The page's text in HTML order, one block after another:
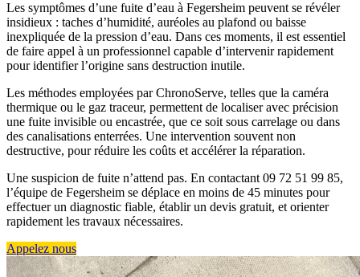
Les symptômes d’une fuite d’eau à Fegersheim peuvent se révéler
insidieux : taches d’humidité, auréoles au plafond ou baisse
inexpliquée de la pression d’eau. Dans ces moments, il est essentiel
de faire appel à un professionnel capable d’intervenir rapidement
pour identifier l’origine sans destruction inutile.
Les méthodes employées par ChronoServe, telles que la caméra
thermique ou le gaz traceur, permettent de localiser avec précision
une fuite invisible ou encastrée, que ce soit sous carrelage ou dans
des canalisations enterrées. Une intervention souvent non
destructive, pour réduire les coûts et accélérer la réparation.
Une suspicion de fuite n’attend pas. En contactant 09 72 51 99 85,
l’équipe de Fegersheim se déplace en moins de 45 minutes pour
effectuer un diagnostic fiable, établir un devis gratuit, et orienter
rapidement les travaux nécessaires.
Appelez nous